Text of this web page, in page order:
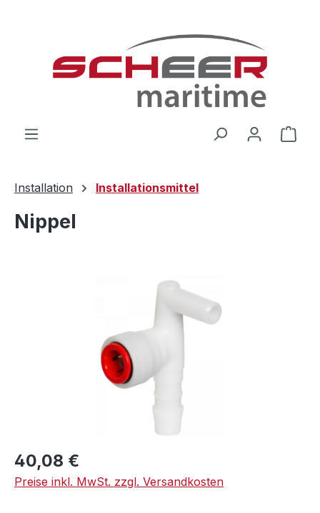
Installation Installationsmittel
Nippel
Regulärer Preis:
40,08 €
Preise inkl. MwSt. zzgl. Versandkosten